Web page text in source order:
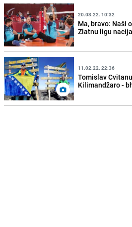
20.03.22. 10:32
Ma, bravo: Naši
Zlatnu ligu
11.02.22. 22:36
Tomislav
Kilimandžaro -